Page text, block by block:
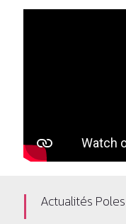
Actualités Poles